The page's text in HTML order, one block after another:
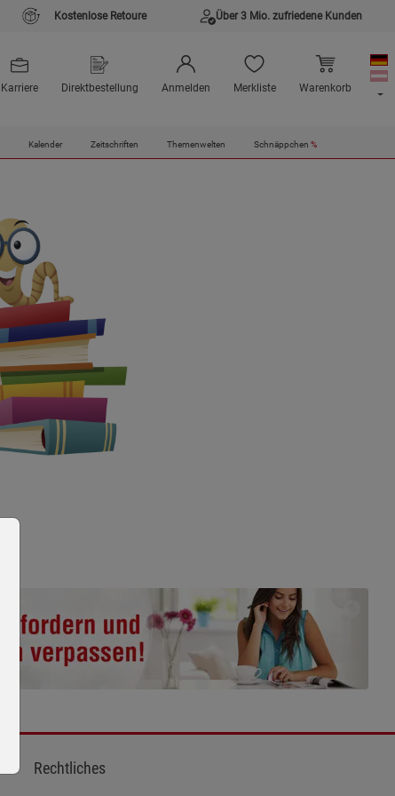
Kostenlose Retoure Über 3 Mio. zufriedene Kunden
Karriere Direktbestellung Anmelden Merkliste Warenkorb
Kalender Zeitschriften Themenwelten Schnäppchen %
Rechtliches